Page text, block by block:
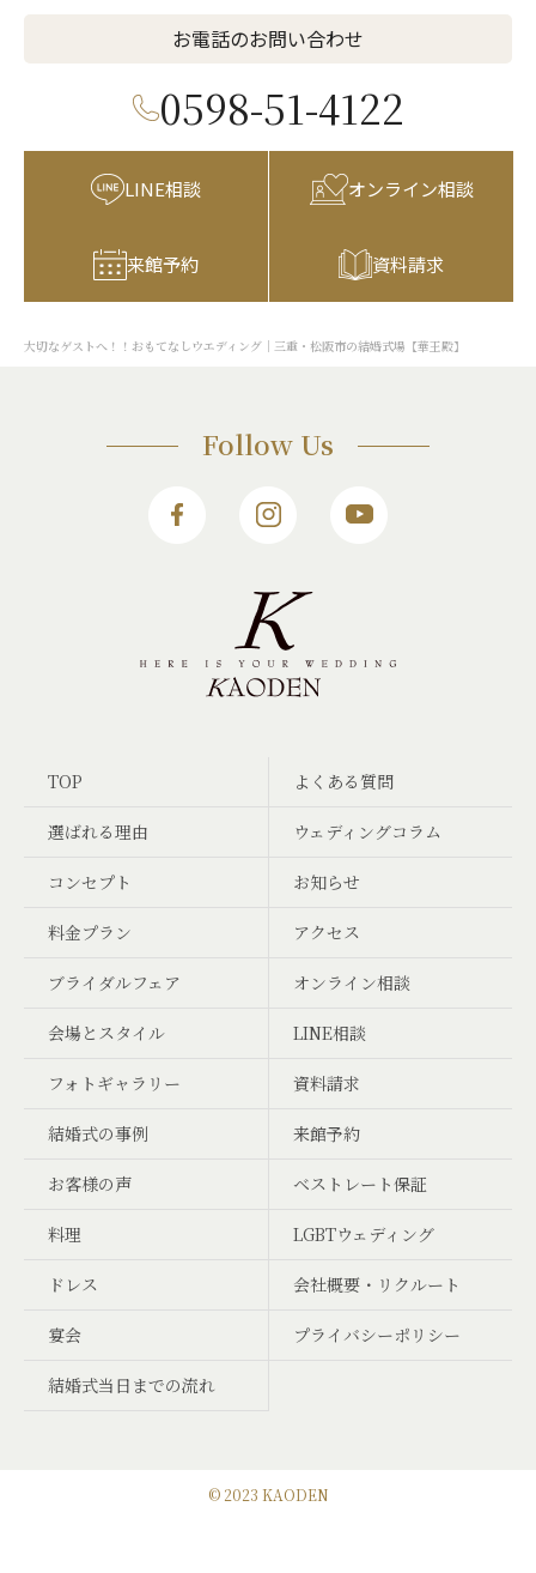
お電話のお問い合わせ
0598-51-4122
LINE相談 オンライン相談
来館予約 資料請求
大切なゲストへ！！おもてなしウエディング｜三重・松阪市の結婚式場【華王殿】
Follow Us
TOP
選ばれる理由
コンセプト
料金プラン
ブライダルフェア
会場とスタイル
フォトギャラリー
結婚式の事例
お客様の声
料理
ドレス
宴会
結婚式当日までの流れ
よくある質問
ウェディングコラム
お知らせ
アクセス
オンライン相談
LINE相談
資料請求
来館予約
ベストレート保証
LGBTウェディング
会社概要・リクルート
プライバシーポリシー
© 2023 KAODEN